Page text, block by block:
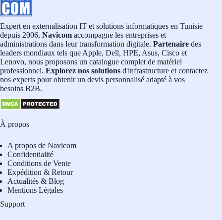
Expert en externalisation IT et solutions informatiques en Tunisie
depuis 2006, Navicom accompagne les entreprises et
administrations dans leur transformation digitale. Partenaire des
leaders mondiaux tels que Apple, Dell, HPE, Asus, Cisco et
Lenovo, nous proposons un catalogue complet de matériel
professionnel. Explorez nos solutions d'infrastructure et contactez
nos experts pour obtenir un devis personnalisé adapté à vos
besoins B2B.
À propos
A propos de Navicom
Confidentialité
Conditions de Vente
Expédition & Retour
Actualités & Blog
Mentions Légales
Support